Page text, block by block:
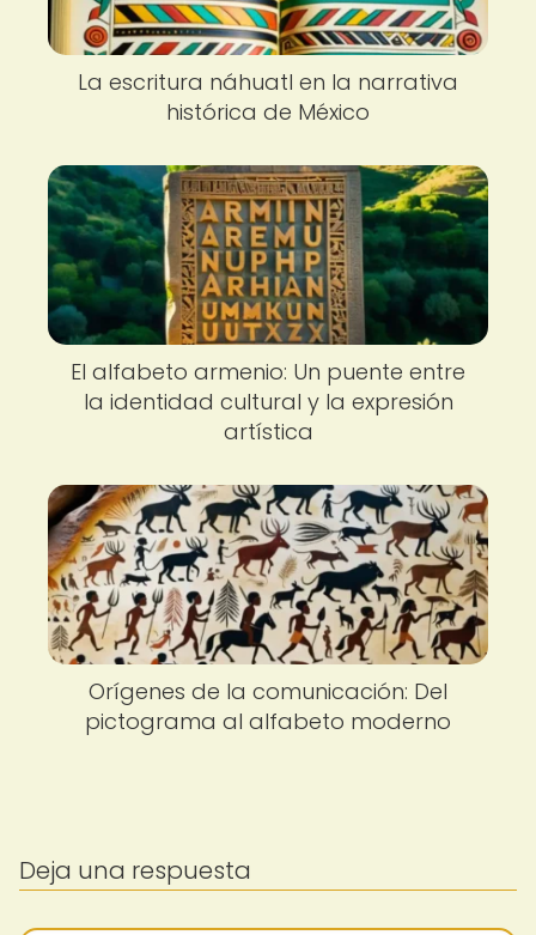
La escritura náhuatl en la narrativa
histórica de México
El alfabeto armenio: Un puente entre
la identidad cultural y la expresión
artística
Orígenes de la comunicación: Del
pictograma al alfabeto moderno
Deja una respuesta